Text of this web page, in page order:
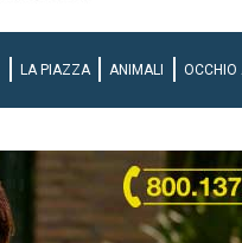
LA PIAZZA ANIMALI OCCHIO